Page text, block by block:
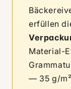
erfüllen
Material-
— 35 g/